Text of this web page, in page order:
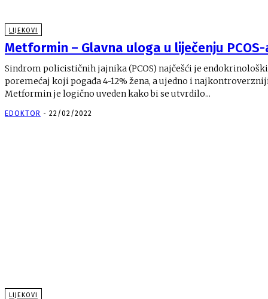
LIJEKOVI
Metformin – Glavna uloga u liječenju PCOS-
Sindrom policističnih jajnika (PCOS) najčešći je endokrinološki
poremećaj koji pogađa 4-12% žena, a ujedno i
Metformin je logično uveden kako bi se utvrdilo...
EDOKTOR - 22/02/2022
LIJEKOVI